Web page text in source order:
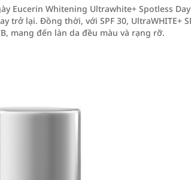
Eucerin Whitening Ultrawhite+ Spotless
trở lại. Đồng thời, với SPF 30, UltraWHITE+
mang đến làn da đều màu và rạng rỡ.